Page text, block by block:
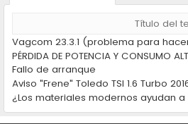
Título del
Vagcom 23.3.1 (problema para
PÉRDIDA DE POTENCIA Y CONSUMO
Fallo de arranque
Aviso "Frene" Toledo TSI 1.6 Turbo